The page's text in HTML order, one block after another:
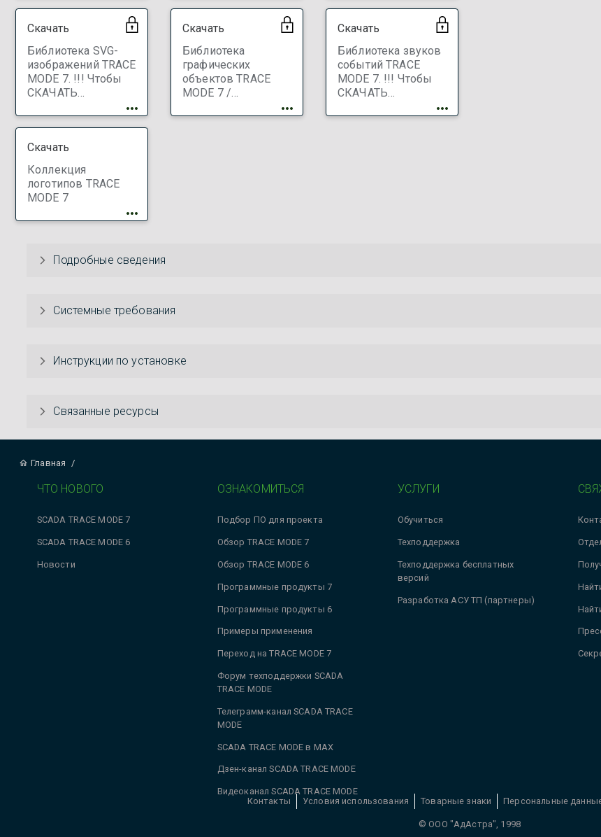
ЗАРЕГИСТРИРУЙТЕ
инструментальную
систему !!!
автоматизированных
газовых котельных.
Lin / Win. Баз./ проф.
!!! Чтобы СКАЧАТЬ
ЗАРЕГИСТРИРУЙТЕ
инструментальную
систему !!!
транспортировкой
воды. Lin / Win.
Баз./ проф. !!!
Чтобы СКАЧАТЬ
ЗАРЕГИСТРИРУЙТЕ
инструментальную
систему !!!
Скачать
Библиотека SVG-
изображений TRACE
MODE 7. !!! Чтобы
СКАЧАТЬ
ЗАРЕГИСТРИРУЙТЕ
инструментальную
Скачать
Библиотека
графических
объектов TRACE
MODE 7 /
AdAstra_TRACE_MODE_7_graphics
library_base_prof_7104_20241217.zip
Скачать
Библиотека звуков
событий TRACE
MODE 7. !!! Чтобы
СКАЧАТЬ
ЗАРЕГИСТРИРУЙТЕ
инструментальную
Скачать
Коллекция
логотипов TRACE
MODE 7
Подробные сведения
Системные требования
Инструкции по установке
Связанные ресурсы
Главная /
ЧТО НОВОГО
SCADA TRACE MODE 7
SCADA TRACE MODE 6
Новости
ОЗНАКОМИТЬСЯ
Подбор ПО для проекта
Обзор TRACE MODE 7
Обзор TRACE MODE 6
Программные продукты 7
Программные продукты 6
Примеры применения
Переход на TRACE MODE 7
Форум техподдержки SCADA
TRACE MODE
Телеграмм-канал SCADA TRACE
MODE
SCADA TRACE MODE в MAX
Дзен-канал SCADA TRACE MODE
Видеоканал SCADA TRACE MODE
УСЛУГИ
Обучиться
Техподдержка
Техподдержка бесплатных
версий
Разработка АСУ ТП (партнеры)
Контакты Условия использования Товарные знаки Персональные
© ООО "АдАстра", 1998